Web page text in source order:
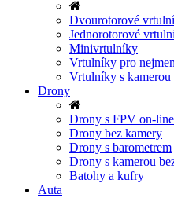
Dvourotorové
Jednorotorové
Minivrtulníky
Vrtulníky pro
Vrtulníky s kamerou
Drony
Drony s FPV on-
Drony bez kamery
Drony s barometrem
Drony s kamerou
Batohy a kufry
Auta